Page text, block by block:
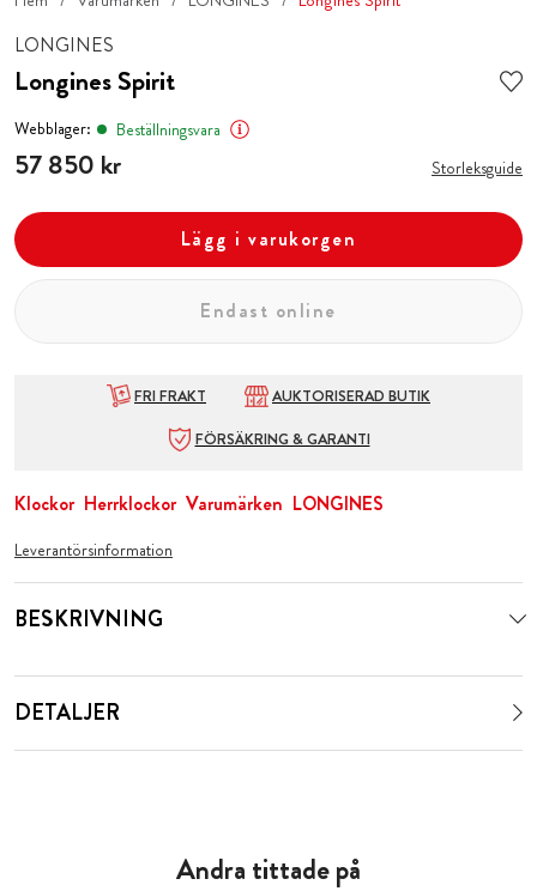
LONGINES
Longines Spirit
Webblager: Beställningsvara
Pris :57 850 kr
57 850 kr Storleksguide
Lägg i varukorgen
Endast online
FRI FRAKT
AUKTORISERAD BUTIK
FÖRSÄKRING & GARANTI
Klockor Herrklockor Varumärken LONGINES
Leverantörsinformation
BESKRIVNING
DETALJER
Andra tittade på